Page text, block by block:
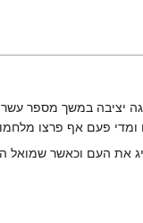
יציבה במשך מספר
ומדי פעם אף פרצו
את העם וכאשר